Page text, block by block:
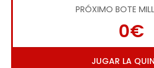
PRÓXIMO BOTE
0€
JUGAR LA